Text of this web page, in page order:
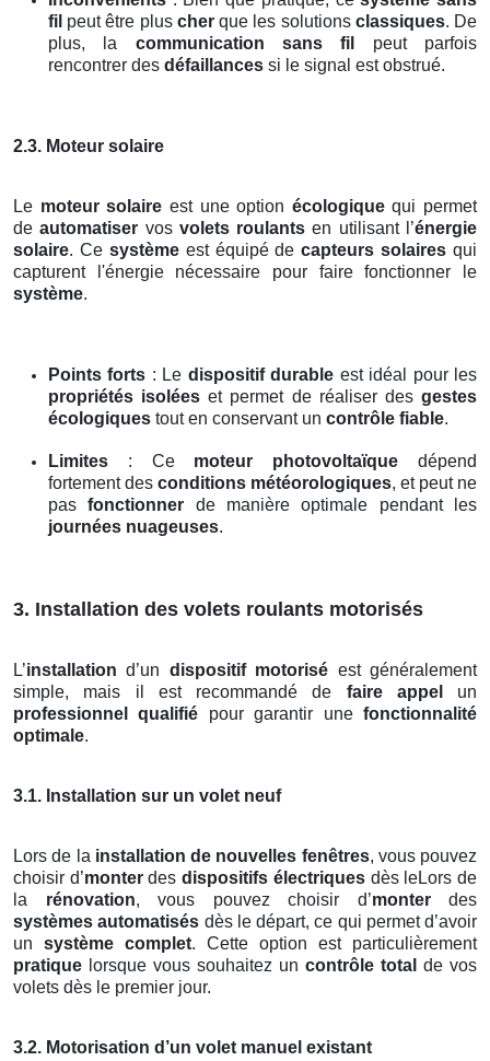
fil peut être plus cherque les solutions classiques. De
plus, la communication sans fil
peut parfois
rencontrer des défaillances si le signal est obstrué.
2.3. Moteur solaire
Le moteur solaire est une option écologiquequi permet
deautomatiser vos volets roulants en utilisant l’énergie
solaire. Ce systèmeest équipé decapteurs solaires qui
capturent l'énergie nécessaire pour faire fonctionner le
système.
Points forts : Le dispositif durable est idéal pour les
propriétés isolées et permet de réaliser desgestes
écologiques tout en conservant un contrôle fiable.
Limites : Ce moteur photovoltaïque dépend
fortement des conditions météorologiques, et peut ne
pasfonctionner de manière optimale pendant les
journées nuageuses.
3. Installation des volets roulants motorisés
L’installation d’un dispositif motorisé est généralement
simple, mais il est recommandé de faire appel
un
professionnel qualifié pour garantir unefonctionnalité
optimale.
3.1. Installation sur un volet neuf
Lors de la installation de nouvelles fenêtres, vous pouvez
choisir d’monterdesdispositifs électriquesdès leLors de
la rénovation, vous pouvez choisir d’monterdes
systèmes automatisés dès le départ, ce qui permet d’avoir
un système complet. Cette option est particulièrement
pratique lorsque vous souhaitez un contrôle total de vos
volets dès le premier jour.
3.2. Motorisation d’un volet manuel existant